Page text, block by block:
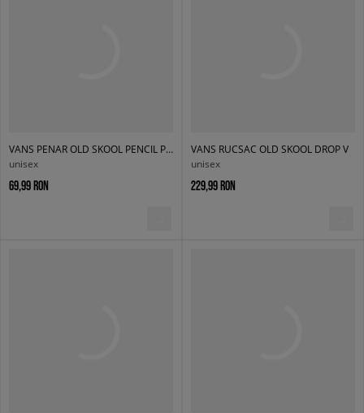
VANS PENAR OLD SKOOL PENCIL POUCH
unisex
69,99 RON
VANS RUCSAC OLD SKOOL DROP V
unisex
229,99 RON